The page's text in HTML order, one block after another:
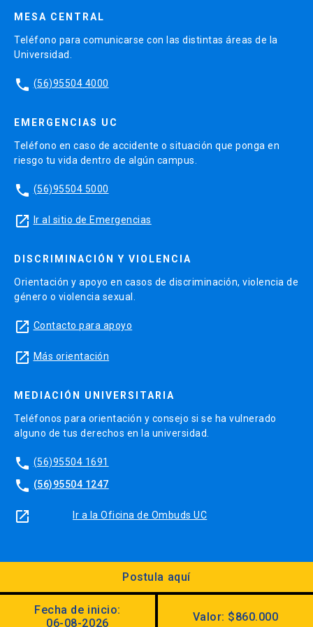
Postula aquí
Fecha de inicio:
06-08-2026
Valor: $860.000
MESA CENTRAL
Teléfono para comunicarse con las distintas áreas de la
Universidad.
phone (56)95504 4000
EMERGENCIAS UC
Teléfono en caso de accidente o situación que ponga en
riesgo tu vida dentro de algún campus.
phone (56)95504 5000
launch Ir al sitio de Emergencias
DISCRIMINACIÓN Y VIOLENCIA
Orientación y apoyo en casos de discriminación, violencia de
género o violencia sexual.
launch Contacto para apoyo
launch Más orientación
MEDIACIÓN UNIVERSITARIA
Teléfonos para orientación y consejo si se ha vulnerado
alguno de tus derechos en la universidad.
phone (56)95504 1691
phone (56)95504 1247
launch Ir a la Oficina de Ombuds UC
Utilizando elKit Digital UC